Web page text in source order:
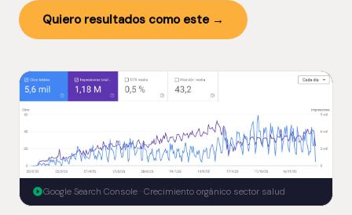
Quiero resultados como este →
Google Search Console · Crecimiento orgánico sector salud